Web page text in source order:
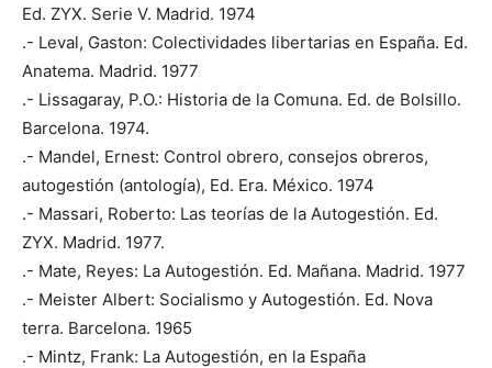
Ed. ZYX. Serie V. Madrid. 1974
.- Leval, Gaston: Colectividades libertarias en España. Ed.
Anatema. Madrid. 1977
.- Lissagaray, P.O.: Historia de la Comuna. Ed. de Bolsillo.
Barcelona. 1974.
.- Mandel, Ernest: Control obrero, consejos obreros,
autogestión (antología), Ed. Era. México. 1974
.- Massari, Roberto: Las teorías de la Autogestión. Ed.
ZYX. Madrid. 1977.
.- Mate, Reyes: La Autogestión. Ed. Mañana. Madrid. 1977
.- Meister Albert: Socialismo y Autogestión. Ed. Nova
terra. Barcelona. 1965
.- Mintz, Frank: La Autogestión, en la España